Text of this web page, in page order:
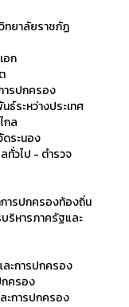
ทยาลัยราชภัฏ
อก
ารปกครอง
ธ์ระหว่างประเทศ
กล
ระนอง
วไป - ตำรวจ
ารปกครองท้องถิ่น
ริหารภาครัฐและ
ละการปกครอง
กครอง
ะการปกครอง